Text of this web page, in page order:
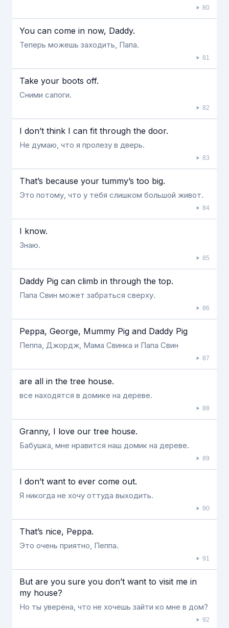
80
You can come in now, Daddy.
Теперь можешь заходить, Папа.
81
Take your boots off.
Сними сапоги.
82
I don’t think I can fit through the door.
Не думаю, что я пролезу в дверь.
83
That’s because your tummy’s too big.
Это потому, что у тебя слишком большой живот.
84
I know.
Знаю.
85
Daddy Pig can climb in through the top.
Папа Свин может забраться сверху.
86
Peppa, George, Mummy Pig and Daddy Pig
Пеппа, Джордж, Мама Свинка и Папа Свин
87
are all in the tree house.
все находятся в домике на дереве.
88
Granny, I love our tree house.
Бабушка, мне нравится наш домик на дереве.
89
I don’t want to ever come out.
Я никогда не хочу оттуда выходить.
90
That’s nice, Peppa.
Это очень приятно, Пеппа.
91
But are you sure you don’t want to visit me in
my house?
Но ты уверена, что не хочешь зайти ко мне в дом?
92